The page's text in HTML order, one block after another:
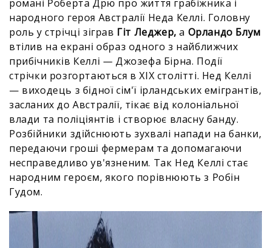
романі Роберта Дрю про життя грабіжника і
народного героя Австралії Неда Келлі. Головну
роль у стрічці зіграв Гіт Леджер, а Орландо Блум
втілив на екрані образ одного з найближчих
прибічників Келлі — Джозефа Бірна. Події
стрічки розгортаються в XIX столітті. Нед Келлі
— виходець з бідної сім'ї ірландських емігрантів,
засланих до Австралії, тікає від колоніальної
влади та поліціянтів і створює власну банду.
Розбійники здійснюють зухвалі напади на банки,
передаючи гроші фермерам та допомагаючи
несправедливо ув'язненим. Так Нед Келлі стає
народним героєм, якого порівнюють з Робін
Гудом.